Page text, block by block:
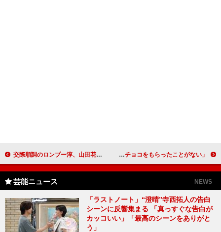
交際順調のロンブー淳、山田花子の妊娠を祝福 「花子姉さんに先を越されました」 松坂桃李は妄想が好き 「今まで本命のチョコをもらったことがない」
芸能ニュース NEWS
「ラストノート」“澄晴”寺西拓人の告白
シーンに反響集まる 「真っすぐな告白が
カッコいい」「最高のシーンをありがと
う」